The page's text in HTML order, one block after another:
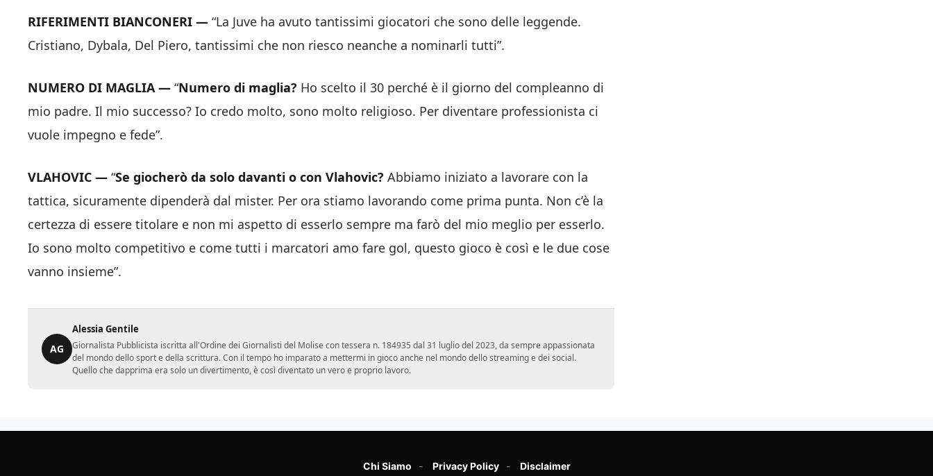
RIFERIMENTI BIANCONERI — “La Juve ha avuto tantissimi giocatori che sono delle leggende.
Cristiano, Dybala, Del Piero, tantissimi che non riesco neanche a nominarli tutti”.
NUMERO DI MAGLIA — “Numero di maglia? Ho scelto il 30 perché è il giorno del compleanno di
mio padre. Il mio successo? Io credo molto, sono molto religioso. Per diventare professionista ci
vuole impegno e fede”.
VLAHOVIC — “Se giocherò da solo davanti o con Vlahovic? Abbiamo iniziato a lavorare con la
tattica, sicuramente dipenderà dal mister. Per ora stiamo lavorando come prima punta. Non c’è la
certezza di essere titolare e non mi aspetto di esserlo sempre ma farò del mio meglio per esserlo.
Io sono molto competitivo e come tutti i marcatori amo fare gol, questo gioco è così e le due cose
vanno insieme”.
AG
Alessia Gentile
Giornalista Pubblicista iscritta all'Ordine dei Giornalisti del Molise con tessera n. 184935 dal 31 luglio del 2023, da sempre appassionata
del mondo dello sport e della scrittura. Con il tempo ho imparato a mettermi in gioco anche nel mondo dello streaming e dei social.
Quello che dapprima era solo un divertimento, è così diventato un vero e proprio lavoro.
Chi Siamo Privacy Policy Disclaimer